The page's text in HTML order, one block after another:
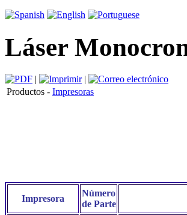
Láser
|
|
Productos - Impresoras
Impresora
Número
de Parte